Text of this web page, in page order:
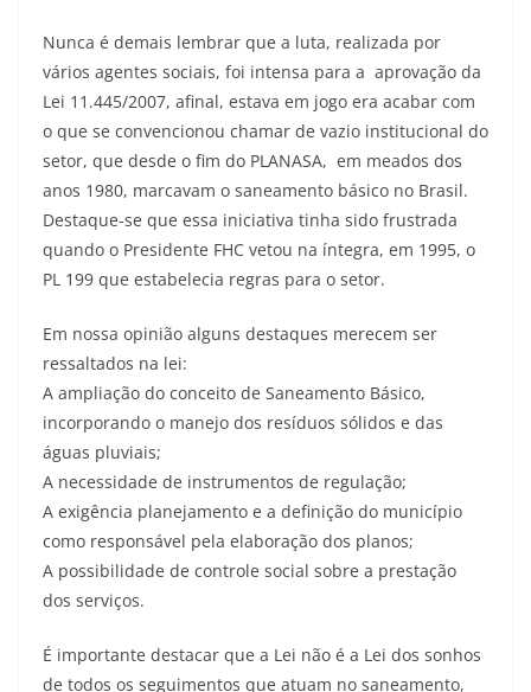
Nunca é demais lembrar que a luta, realizada por
vários agentes sociais, foi intensa para a aprovação da
Lei 11.445/2007, afinal, estava em jogo era acabar com
o que se convencionou chamar de vazio institucional do
setor, que desde o fim do PLANASA, em meados dos
anos 1980, marcavam o saneamento básico no Brasil.
Destaque-se que essa iniciativa tinha sido frustrada
quando o Presidente FHC vetou na íntegra, em 1995, o
PL 199 que estabelecia regras para o setor.
Em nossa opinião alguns destaques merecem ser
ressaltados na lei:
A ampliação do conceito de Saneamento Básico,
incorporando o manejo dos resíduos sólidos e das
águas pluviais;
A necessidade de instrumentos de regulação;
A exigência planejamento e a definição do município
como responsável pela elaboração dos planos;
A possibilidade de controle social sobre a prestação
dos serviços.
É importante destacar que a Lei não é a Lei dos sonhos
de todos os seguimentos que atuam no saneamento,